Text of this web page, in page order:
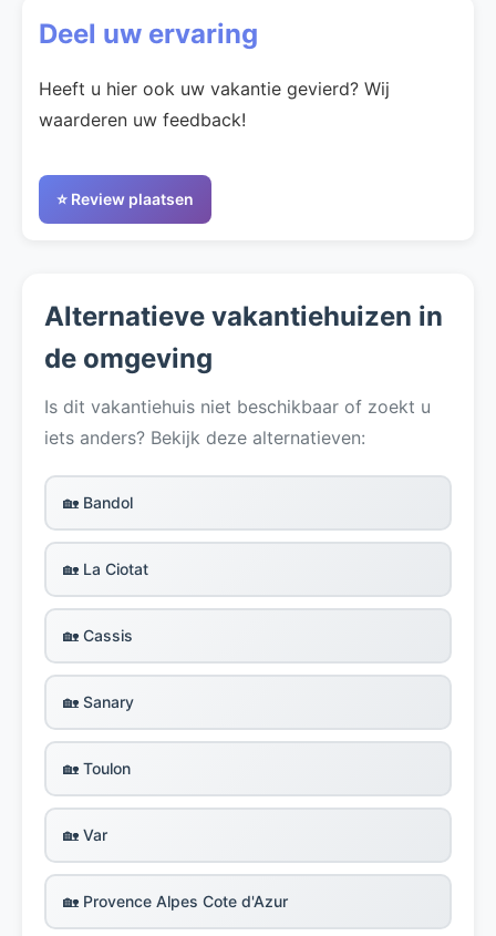
Deel uw ervaring
Heeft u hier ook uw vakantie gevierd? Wij
waarderen uw feedback!
⭐ Review plaatsen
Alternatieve vakantiehuizen in
de omgeving
Is dit vakantiehuis niet beschikbaar of zoekt u
iets anders? Bekijk deze alternatieven:
🏡 Bandol
🏡 La Ciotat
🏡 Cassis
🏡 Sanary
🏡 Toulon
🏡 Var
🏡 Provence Alpes Cote d'Azur